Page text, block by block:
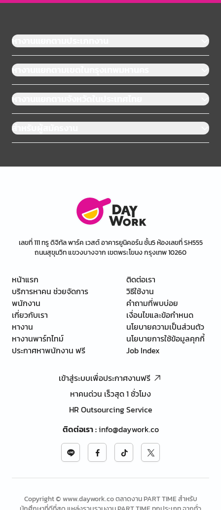
หางานแยกตามประเภทงาน
หางานแยกตามเขตในกรุงเทพมหานคร
หางานแยกตามจังหวัดในประเทศไทย
สำหรับผู้สมัครงาน
เลขที่ 111 ทรู ดิจิทัล พาร์ค เวสต์ อาคารยูนิคอร์น ชั้น5 ห้องเลขที่ SH555
ถนนสุขุมวิท แขวงบางจาก เขตพระโขนง กรุงเทพ 10260
หน้าแรก
บริการหาคน ช่วยจัดการ
พนักงาน
เกี่ยวกับเรา
หางาน
หางานพาร์ทไทม์
ประกาศหาพนักงาน ฟรี
ติดต่อเรา
วิธีใช้งาน
คำถามที่พบบ่อย
เงื่อนไขและข้อกำหนด
นโยบายความเป็นส่วนตัว
นโยบายการใช้ข้อมูลคุกกี้
Job Index
เข้าสู่ระบบเพื่อประกาศงานฟรี
หาคนด่วน เร็วสุด 1 ชั่วโมง
HR Outsourcing Service
ติดต่อเรา:info@daywork.co
Copyright © www.daywork.co ตลาดงาน PART TIME สำหรับ